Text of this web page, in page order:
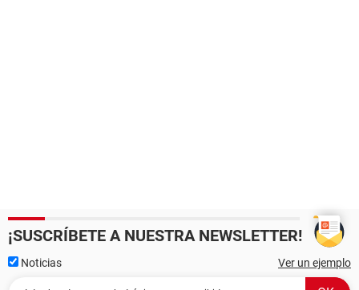
¡SUSCRÍBETE A NUESTRA NEWSLETTER!
Noticias Ver un ejemplo